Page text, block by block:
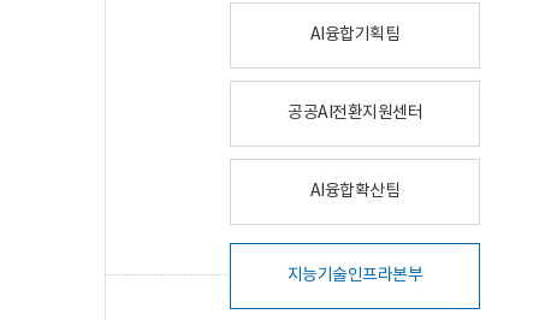
AI융합기획팀
공공AI전환지원센터
AI융합확산팀
지능기술인프라본부